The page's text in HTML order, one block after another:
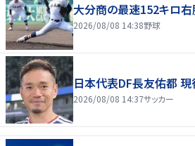
大分商の最速152キロ
2026/08/08 14:38野球
日本代表DF長友佑都
2026/08/08 14:37サッカー